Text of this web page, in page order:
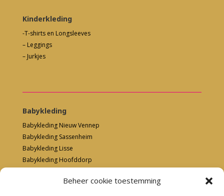
Beheer cookie toestemming
Kinderkleding
-T-shirts en Longsleeves
– Leggings
– Jurkjes
Babykleding
Babykleding Nieuw Vennep
Babykleding Sassenheim
Babykleding Lisse
Babykleding Hoofddorp